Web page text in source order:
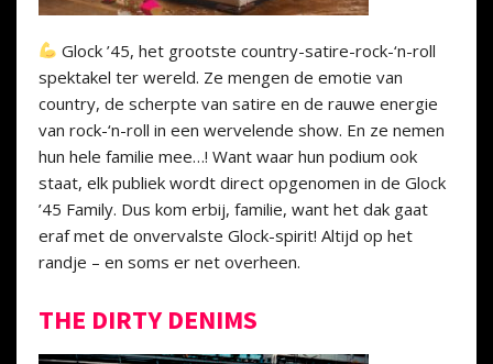
Glock ’45, het grootste country-satire-rock-‘n-roll
spektakel ter wereld. Ze mengen de emotie van
country, de scherpte van satire en de rauwe energie
van rock-‘n-roll in een wervelende show. En ze nemen
hun hele familie mee…! Want waar hun podium ook
staat, elk publiek wordt direct opgenomen in de Glock
’45 Family. Dus kom erbij, familie, want het dak gaat
eraf met de onvervalste Glock-spirit! Altijd op het
randje – en soms er net overheen.
THE DIRTY DENIMS